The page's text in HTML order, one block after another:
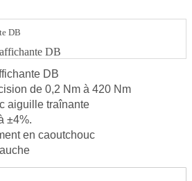
DB
DB
de 0,2 Nm à 420 Nm
aiguille traînante
±4%.
en caoutchouc